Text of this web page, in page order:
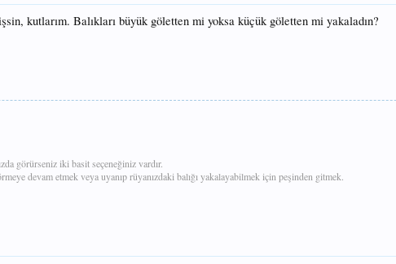
kutlarım. Balıkları büyük göletten mi yoksa küçük göletten mi yakaladın?
görürseniz iki basit seçeneğiniz vardır.
devam etmek veya uyanıp rüyanızdaki balığı yakalayabilmek için peşinden gitmek.